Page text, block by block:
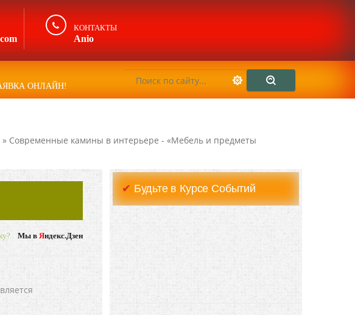
КОНТАКТЫ
Аnio
ОНЛАЙН!
» Современные камины в интерьере - «Мебель и предметы
Мы вЯндекс.Дзен
✔ Будьте в Курсе Событий